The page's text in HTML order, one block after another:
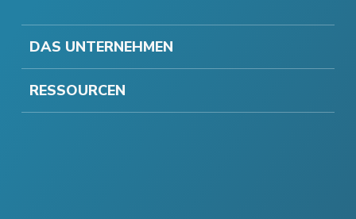
DAS UNTERNEHMEN
RESSOURCEN